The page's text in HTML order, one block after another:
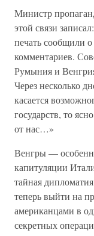
Министр
этой связи
печать сообщили
комментариев.
Румыния и
Через несколько
касается
государств, то
от нас…»
Венгры —
капитуляции
тайная
теперь выйти на
американцами в
секретных